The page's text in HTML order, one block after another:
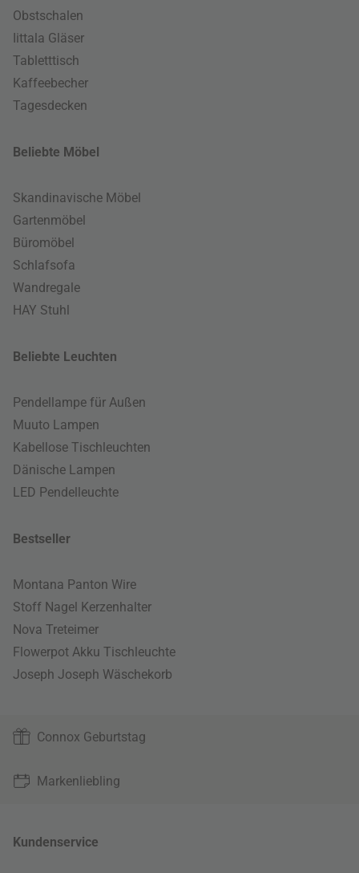
Obstschalen
Iittala Gläser
Tabletttisch
Kaffeebecher
Tagesdecken
Beliebte Möbel
Skandinavische Möbel
Gartenmöbel
Büromöbel
Schlafsofa
Wandregale
HAY Stuhl
Beliebte Leuchten
Pendellampe für Außen
Muuto Lampen
Kabellose Tischleuchten
Dänische Lampen
LED Pendelleuchte
Bestseller
Montana Panton Wire
Stoff Nagel Kerzenhalter
Nova Treteimer
Flowerpot Akku Tischleuchte
Joseph Joseph Wäschekorb
Connox Geburtstag
Markenliebling
Kundenservice